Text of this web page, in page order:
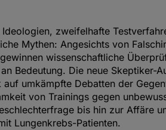
zweifelhafte
Mythen: Angesichts von
wissenschaftliche
Bedeutung. Die neue Skeptiker-
auf umkämpfte Debatten der
von Trainings gegen
bis hin zur Affäre
Lungenkrebs-Patienten.